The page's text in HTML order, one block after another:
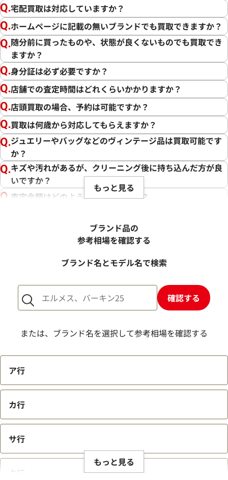
宅配買取は対応していますか？
ホームページに記載の無いブランドでも買取できますか？
随分前に買ったものや、状態が良くないものでも買取でき
ますか？
身分証は必ず必要ですか？
店舗での査定時間はどれくらいかかりますか？
店頭買取の場合、予約は可能ですか？
買取は何歳から対応してもらえますか？
ジュエリーやバッグなどのヴィンテージ品は買取可能です
か？
キズや汚れがあるが、クリーニング後に持ち込んだ方が良
いですか？
査定金額はどのように決まりますか？
売却するか悩んでいるのですが、査定だけお願いできます
1点からでも査定できますか？
もっと見る
ブランド品の
参考相場を確認する
ブランド名とモデル名で検索
確認する
または、ブランド名を選択して参考相場を確認する
ア行
カ行
サ行
タ行
もっと見る